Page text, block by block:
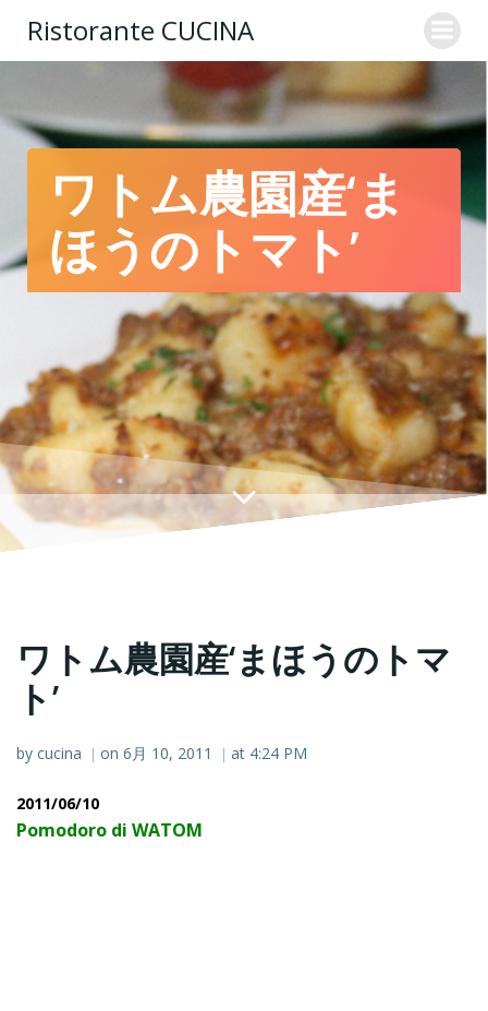
ン
テ
ン
ツ
へ
ス
キ
ッ
プ
Ristorante CUCINA
ワトム農園産‘ま
ほうのトマト’
ワトム農園産‘まほうのトマ
ト’
by cucina | on 6月 10, 2011 | at 4:24 PM
2011/06/10
Pomodoro di WATOM